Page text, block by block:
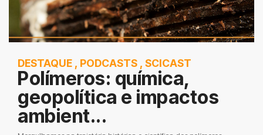
DESTAQUE , PODCASTS , SCICAST
Polímeros: química,
geopolítica e impactos
ambient...